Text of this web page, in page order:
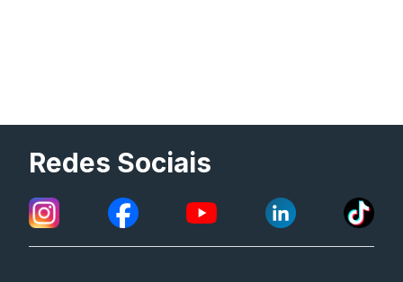
Redes Sociais